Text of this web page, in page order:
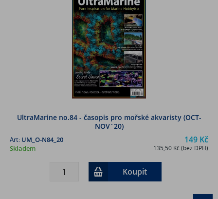
UltraMarine no.84 - časopis pro mořské akvaristy (OCT-
NOV´20)
149 Kč
135,50 Kč (bez DPH)
Art: UM_O-N84_20
Skladem
Koupit